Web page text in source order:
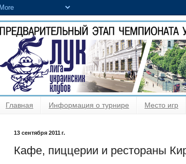
Главная Информация о турнире Место игр
13 сентября 2011 г.
Кафе, пиццерии и рестораны